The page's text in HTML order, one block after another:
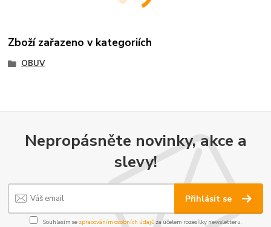
Zboží zařazeno v kategoriích
OBUV
Nepropásněte novinky, akce a
slevy!
Přihlásit se
Souhlasím se zpracováním osobních údajůza účelem rozesílky newsletteru.